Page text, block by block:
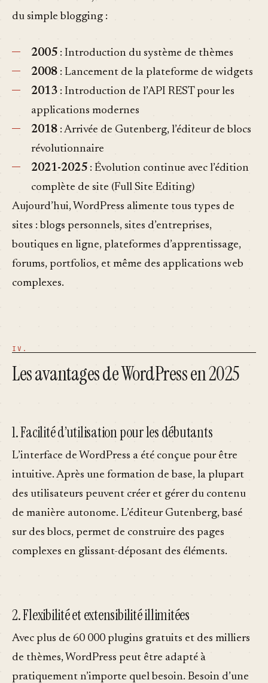
du simple blogging :
2005 : Introduction du système de thèmes
2008 : Lancement de la plateforme de widgets
2013 : Introduction de l’API REST pour les
applications modernes
2018 : Arrivée de Gutenberg, l’éditeur de blocs
révolutionnaire
2021-2025 : Évolution continue avec l’édition
complète de site (Full Site Editing)
Aujourd’hui, WordPress alimente tous types de
sites : blogs personnels, sites d’entreprises,
boutiques en ligne, plateformes d’apprentissage,
forums, portfolios, et même des applications web
complexes.
Les avantages de WordPress en 2025
1. Facilité d’utilisation pour les débutants
L’interface de WordPress a été conçue pour être
intuitive. Après une formation de base, la plupart
des utilisateurs peuvent créer et gérer du contenu
de manière autonome. L’éditeur Gutenberg, basé
sur des blocs, permet de construire des pages
complexes en glissant-déposant des éléments.
2. Flexibilité et extensibilité illimitées
Avec plus de 60 000 plugins gratuits et des milliers
de thèmes, WordPress peut être adapté à
pratiquement n’importe quel besoin. Besoin d’une